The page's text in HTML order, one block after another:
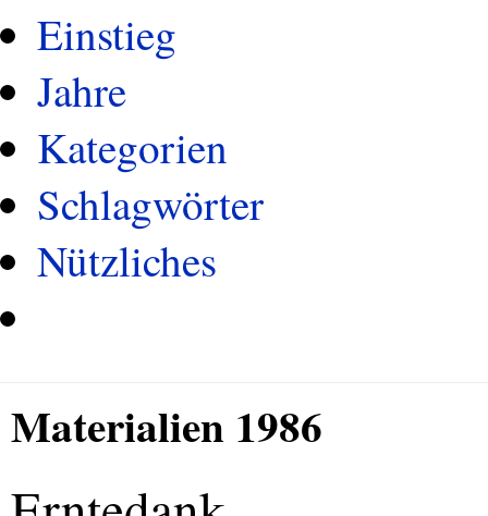
Einstieg
Jahre
Kategorien
Schlagwörter
Nützliches
Materialien 1986